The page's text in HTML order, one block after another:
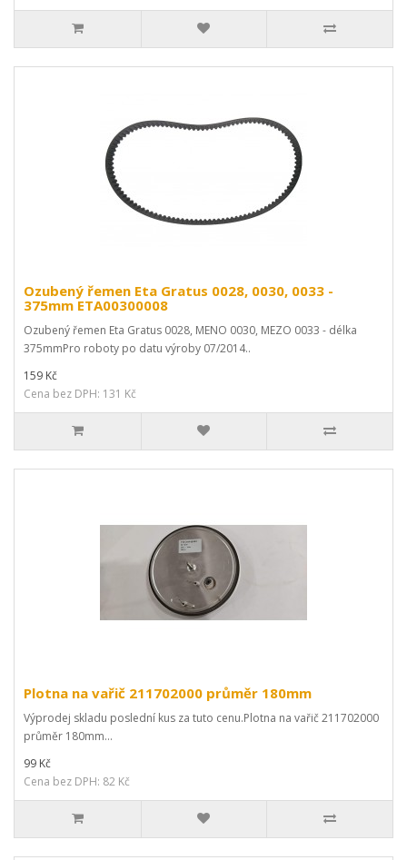
Ozubený řemen Eta Gratus 0028, 0030, 0033 -
375mm ETA00300008
Ozubený řemen Eta Gratus 0028, MENO 0030, MEZO 0033 - délka
375mmPro roboty po datu výroby 07/2014..
159 Kč
Cena bez DPH: 131 Kč
Plotna na vařič 211702000 průměr 180mm
Výprodej skladu poslední kus za tuto cenu.Plotna na vařič 211702000
průměr 180mm...
99 Kč
Cena bez DPH: 82 Kč